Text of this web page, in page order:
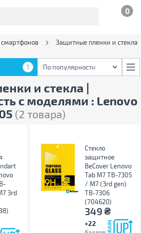
0
смартфонов Защитные пленки и стекла
и стекла |
с моделями : Lenovo
(2 товара)
1 По популярности
3rd
Стекло
защитное
BeCover Lenovo
Tab M7 TB-7305
/ M7 (3rd gen)
TB-7306
(704620)
349₴
+22
1 По популярности